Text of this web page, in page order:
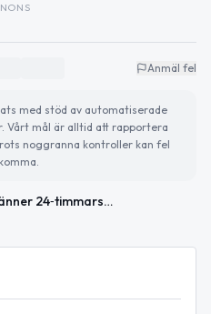
Anmäl fel
med stöd av automatiserade
Vårt mål är alltid att rapportera
noggranna kontroller kan fel
Eslöv godkänner 24‑timmars pass för assistenter